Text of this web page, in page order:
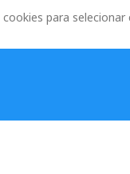
cookies para